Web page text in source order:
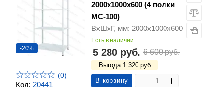
Код: 20441
-20%
(0)
2000х1000х600 (4 полки
МС-100)
ВхШхГ, мм: 2000х1000х600
Есть в наличии
5 280 руб. 6 600 руб.
Выгода 1 320 руб.
В корзину